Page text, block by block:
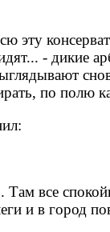
эту
- дикие
по полю
Там все
и в город